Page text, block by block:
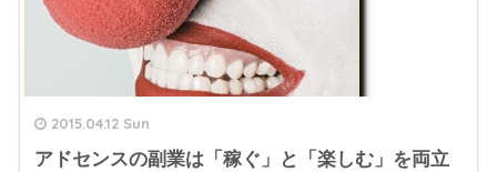
2015.04.12 Sun
アドセンスの副業は「稼ぐ」と「楽しむ」を両立